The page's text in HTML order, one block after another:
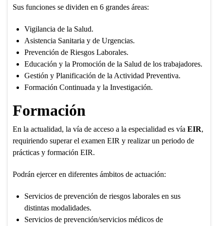
Sus funciones se dividen en 6 grandes áreas:
Vigilancia de la Salud.
Asistencia Sanitaria y de Urgencias.
Prevención de Riesgos Laborales.
Educación y la Promoción de la Salud de los trabajadores.
Gestión y Planificación de la Actividad Preventiva.
Formación Continuada y la Investigación.
Formación
En la actualidad, la vía de acceso a la especialidad es vía EIR,
requiriendo superar el examen EIR y realizar un periodo de
prácticas y formación EIR.
Podrán ejercer en diferentes ámbitos de actuación:
Servicios de prevención de riesgos laborales en sus
distintas modalidades.
Servicios de prevención/servicios médicos de